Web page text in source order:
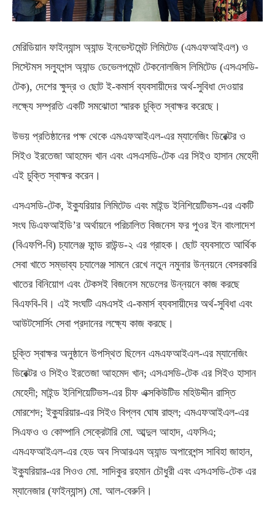
মেরিডিয়ান ফাইন্যান্স অ্যান্ড ইনভেস্টমেন্ট লিমিটেড (এমএফআইএল) ও
সিস্টেমস সল্যুশন্স অ্যান্ড ডেভেলপমেন্ট টেকনোলজিস লিমিটেড (এসএসডি-
টেক), দেশের ক্ষুদ্র ও ছোট ই-কমার্স ব্যবসায়ীদের অর্থ-সুবিধা দেওয়ার
লক্ষ্যে সম্প্রতি একটি সমঝোতা স্মারক চুক্তি স্বাক্ষর করেছে।
উভয় প্রতিষ্ঠানের পক্ষ থেকে এমএফআইএল-এর ম্যানেজিং ডিরেক্টর ও
সিইও ইরতেজা আহমেদ খান এবং এসএসডি-টেক এর সিইও হাসান মেহেদী
এই চুক্তি স্বাক্ষর করেন।
এসএসডি-টেক, ইক্যুরিয়ার লিমিটেড এবং মাইন্ড ইনিশিয়েটিভস-এর একটি
সংঘ ডিএফআইডি’র অর্থায়নে পরিচালিত বিজনেস ফর পুওর ইন বাংলাদেশ
(বিএফপি-বি) চ্যালেঞ্জ ফান্ড রাউন্ড-২ এর গ্রাহক। ছোট ব্যবসাতে আর্থিক
সেবা খাতে সম্ভাব্য চ্যালেঞ্জ সামনে রেখে নতুন নমুনার উন্নয়নে বেসরকারি
খাতের বিনিয়োগ এবং টেকসই বিজনেস মডেলের উন্নয়নে কাজ করছে
বিএফবি-বি। এই সংঘটি এমএসই এ-কমার্স ব্যবসায়ীদের অর্থ-সুবিধা এবং
আউটসোর্সিং সেবা প্রদানের লক্ষ্যে কাজ করছে।
চুক্তি স্বাক্ষর অনুষ্ঠানে উপস্থিত ছিলেন এমএফআইএল-এর ম্যানেজিং
ডিরেক্টর ও সিইও ইরতেজা আহমেদ খান; এসএসডি-টেক এর সিইও হাসান
মেহেদী; মাইন্ড ইনিশিয়েটিভস-এর চীফ এক্সকিউটিভ মহিউদ্দীন রাস্তি
মোরশেদ; ইক্যুরিয়ার-এর সিইও বিপ্লব ঘোষ রাহুল; এমএফআইএল-এর
সিএফও ও কোম্পানি সেক্রেটারি মো. আব্দুল আহাদ, এফসিএ;
এমএফআইএল-এর হেড অব সিআরএম অ্যান্ড অপারেশন্স সাবিহা জাহান,
ইক্যুরিয়ার-এর সিওও মো. সাদিকুর রহমান চৌধুরী এবং এসএসডি-টেক এর
ম্যানেজার (ফাইন্যান্স) মো. আল-বেরুনি।